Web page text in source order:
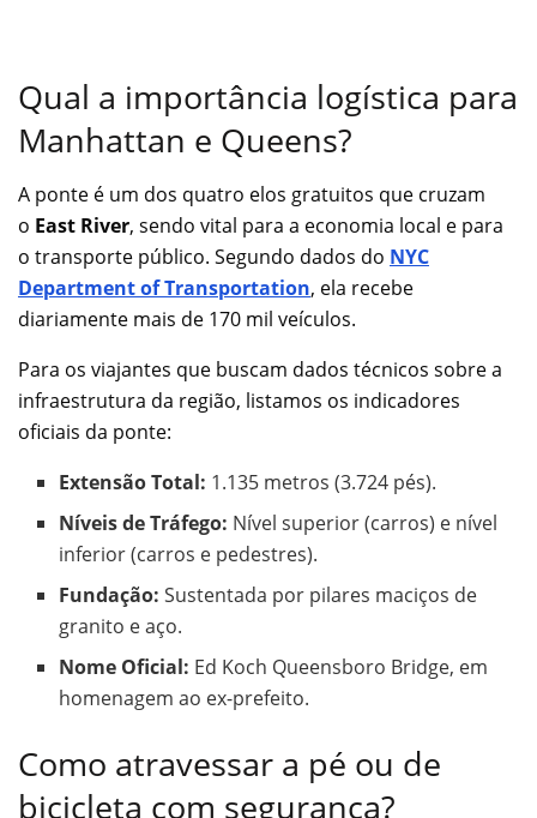
Qual a importância logística para
Manhattan e Queens?
A ponte é um dos quatro elos gratuitos que cruzam
o East River, sendo vital para a economia local e para
o transporte público. Segundo dados do NYC
Department of Transportation, ela recebe
diariamente mais de 170 mil veículos.
Para os viajantes que buscam dados técnicos sobre a
infraestrutura da região, listamos os indicadores
oficiais da ponte:
Extensão Total: 1.135 metros (3.724 pés).
Níveis de Tráfego: Nível superior (carros) e nível
inferior (carros e pedestres).
Fundação: Sustentada por pilares maciços de
granito e aço.
Nome Oficial: Ed Koch Queensboro Bridge, em
homenagem ao ex-prefeito.
Como atravessar a pé ou de
bicicleta com segurança?